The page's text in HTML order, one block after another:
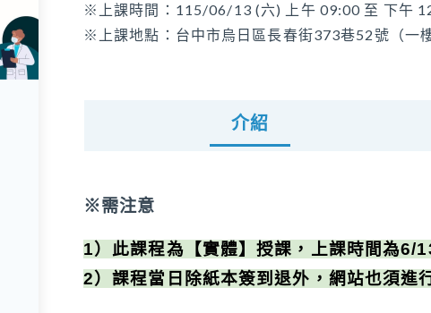
※上課時間：115/06/13 (六) 上午 09:00 至 下午
※上課地點：台中市烏日區長春街373巷52號（一
介紹
※需注意
1）此課程為【實體】授課，上課時間為6/
2）課程當日除紙本簽到退外，網站也須進